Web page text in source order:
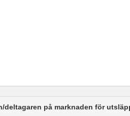
deltagaren på marknaden för